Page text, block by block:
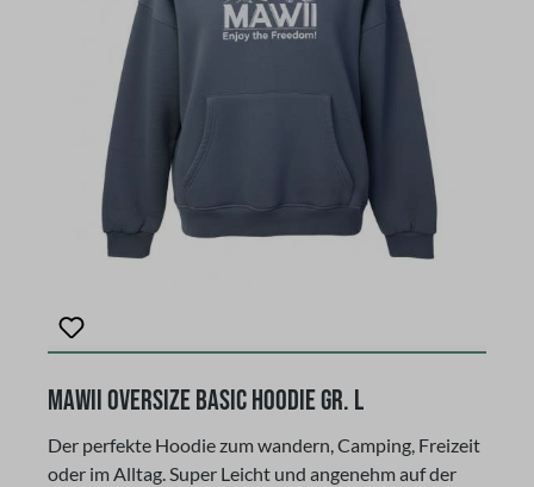
MAWII Oversize Basic Hoodie Gr. L
Der perfekte Hoodie zum wandern, Camping, Freizeit
oder im Alltag. Super Leicht und angenehm auf der